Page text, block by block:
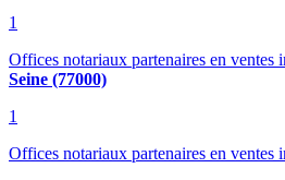
1
Offices notariaux partenaires en ventes
Seine (77000)
1
Offices notariaux partenaires en ventes